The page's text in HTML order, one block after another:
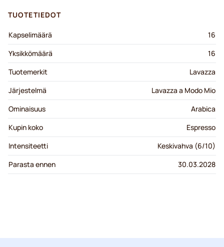
TUOTETIEDOT
Kapselimäärä
16
Yksikkömäärä
16
Tuotemerkit
Lavazza
Järjestelmä
Lavazza a Modo Mio
Ominaisuus
Arabica
Kupin koko
Espresso
Intensiteetti
Keskivahva (6/10)
Parasta ennen
30.03.2028